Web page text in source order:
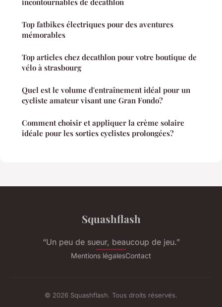
Top fatbikes électriques pour des aventures
mémorables
Top articles chez decathlon pour votre boutique de
vélo à strasbourg
Quel est le volume d'entraînement idéal pour un
cycliste amateur visant une Gran Fondo?
Comment choisir et appliquer la crème solaire
idéale pour les sorties cyclistes prolongées?
Squashflash
“Un peu de sueur, beaucoup de jeu.”
Mentions légalesContact
© 2026 Squashflash. Tous droits réservés.